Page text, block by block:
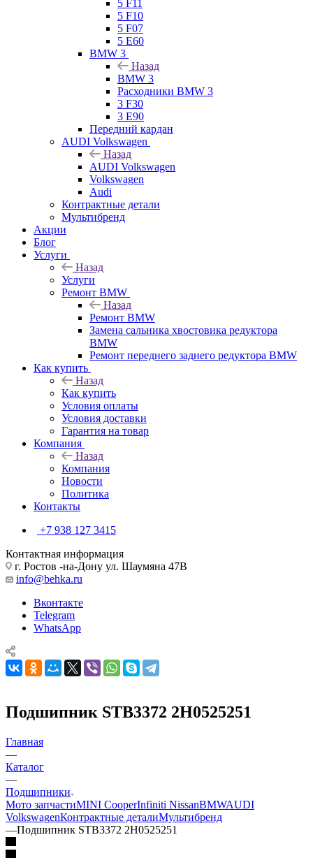
5 F11
5 F10
5 F07
5 E60
BMW 3
Назад
BMW 3
Расходники BMW 3
3 F30
3 E90
Передний кардан
AUDI Volkswagen
Назад
AUDI Volkswagen
Volkswagen
Audi
Контрактные детали
Мультибренд
Акции
Блог
Услуги
Назад
Услуги
Ремонт BMW
Назад
Ремонт BMW
Замена сальника хвостовика редуктора
BMW
Ремонт переднего заднего редуктора BMW
Как купить
Назад
Как купить
Условия оплаты
Условия доставки
Гарантия на товар
Компания
Назад
Компания
Новости
Политика
Контакты
+7 938 127 3415
Контактная информация
г. Ростов -на-Дону ул. Шаумяна 47В
info@behka.ru
Вконтакте
Telegram
WhatsApp
Подшипник STB3372 2H0525251
Главная
—
Каталог
—
Подшипники
Мото запчастиMINI CooperInfiniti NissanBMWAUDI
VolkswagenКонтрактные деталиМультибренд
—Подшипник STB3372 2H0525251